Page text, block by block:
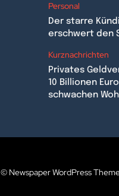
Personal
Der starre
erschwert den
Kurznachrichten
Privates
10 Billionen
schwachen
© Newspaper WordPress